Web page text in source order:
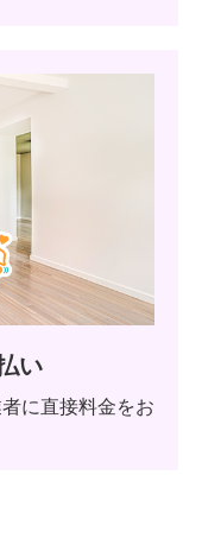
い
に直接料金をお